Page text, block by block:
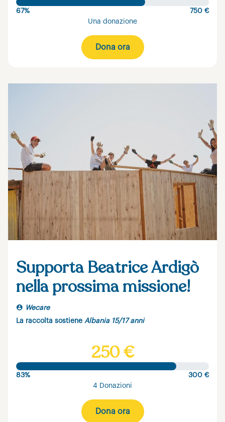
67%
750 €
Una donazione
Dona ora
Supporta Beatrice Ardigò
nella prossima missione!
Wecare
La raccolta sostiene Albania 15/17 anni
250 €
83%
300 €
4 Donazioni
Dona ora